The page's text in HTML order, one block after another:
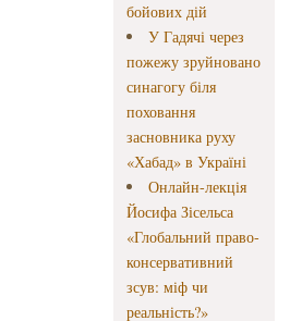
бойових дій
У Гадячі через
пожежу зруйновано
синагогу біля
поховання
засновника руху
«Хабад» в Україні
Онлайн-лекція
Йосифа Зісельса
«Глобальний право-
консервативний
зсув: міф чи
реальність?»